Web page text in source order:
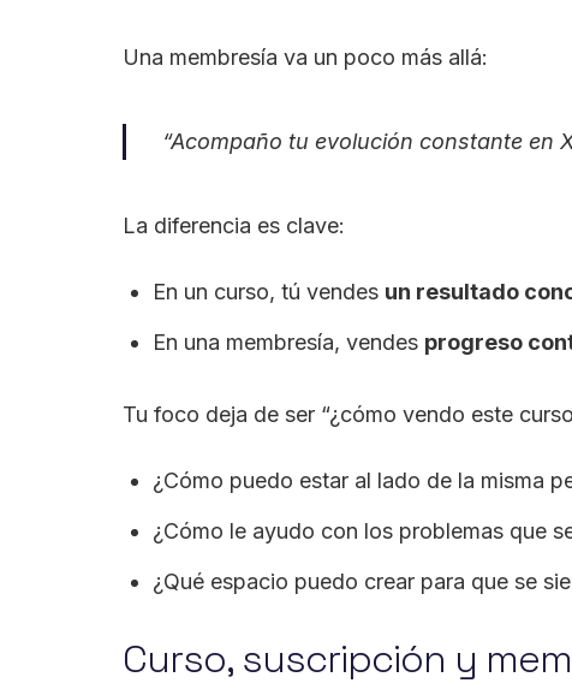
Una membresía va un poco más allá:
“Acompaño tu evolución constante en
La diferencia es clave:
En un curso, tú vendes un resultado
En una membresía, vendes progreso
Tu foco deja de ser “¿cómo vendo este
¿Cómo puedo estar al lado de la misma
¿Cómo le ayudo con los problemas que
¿Qué espacio puedo crear para que se
Curso, suscripción y